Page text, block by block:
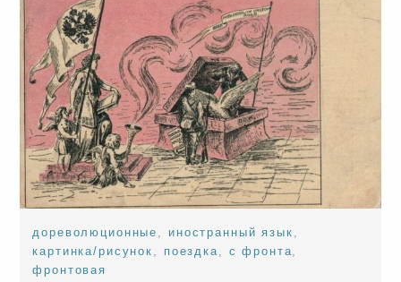
дореволюционные , иностранный язык ,
картинка/рисунок , поездка, с фронта,
фронтовая